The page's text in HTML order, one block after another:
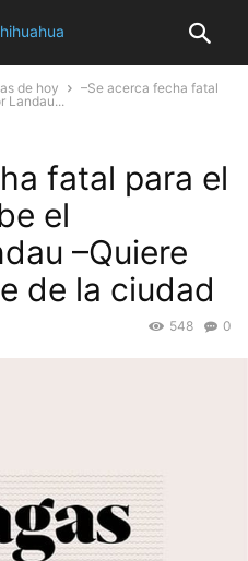
de hoy
–Se acerca fecha fatal
Landau...
fatal para el
el
–Quiere
de la ciudad
0
548